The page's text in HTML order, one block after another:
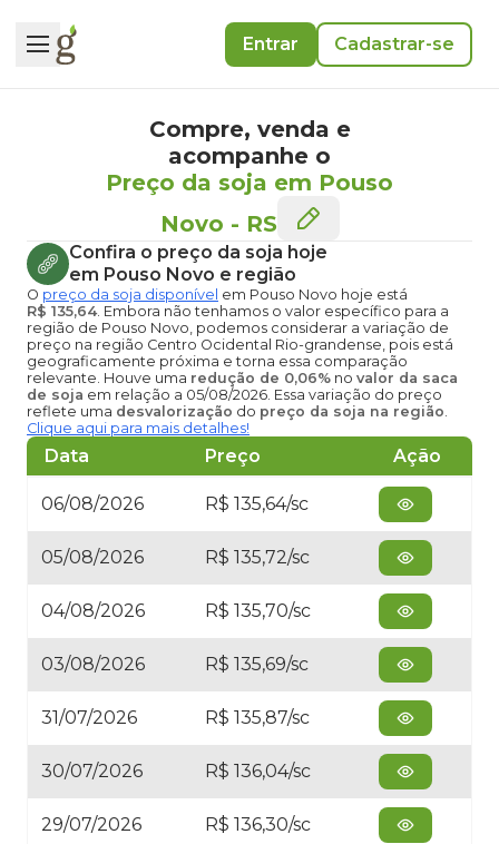
Entrar Cadastrar-se
Compre, venda e
acompanhe o
Preço da soja em Pouso
Novo - RS
Confira o preço da soja hoje
em Pouso Novo e região
O preço da soja disponível em Pouso Novo hoje está
R$ 135,64. Embora não tenhamos o valor específico para a
região de Pouso Novo, podemos considerar a variação de
preço na região Centro Ocidental Rio-grandense, pois está
geograficamente próxima e torna essa comparação
relevante. Houve uma redução de 0,06% no valor da saca
de soja em relação a 05/08/2026. Essa variação do preço
reflete uma desvalorização do preço da soja na região.
Clique aqui para mais detalhes!
Data Preço Ação
06/08/2026 R$ 135,64/sc
05/08/2026 R$ 135,72/sc
04/08/2026 R$ 135,70/sc
03/08/2026 R$ 135,69/sc
31/07/2026 R$ 135,87/sc
30/07/2026 R$ 136,04/sc
29/07/2026 R$ 136,30/sc